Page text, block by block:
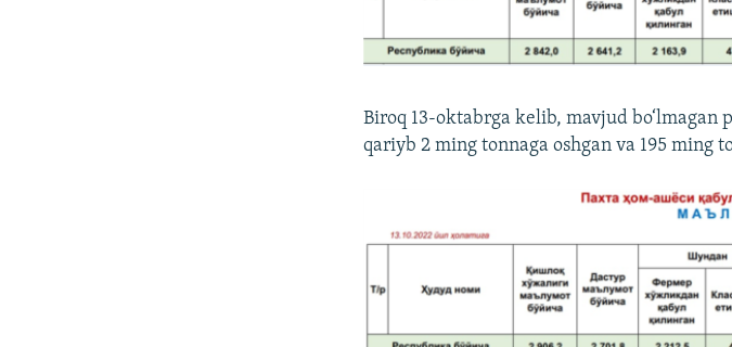
Biroq 13-oktabrga kelib, mavjud bo‘lmagan
qariyb 2 ming tonnaga oshgan va 195 ming